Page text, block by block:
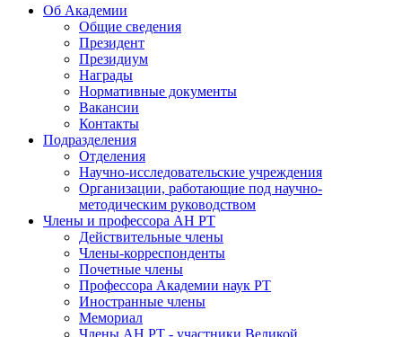
Об Академии
Общие сведения
Президент
Президиум
Награды
Нормативные документы
Вакансии
Контакты
Подразделения
Отделения
Научно-исследовательские учреждения
Организации, работающие под научно-
методическим руководством
Члены и профессора АН РТ
Действительные члены
Члены-корреспонденты
Почетные члены
Профессора Академии наук РТ
Иностранные члены
Мемориал
Члены АН РТ - участники Великой